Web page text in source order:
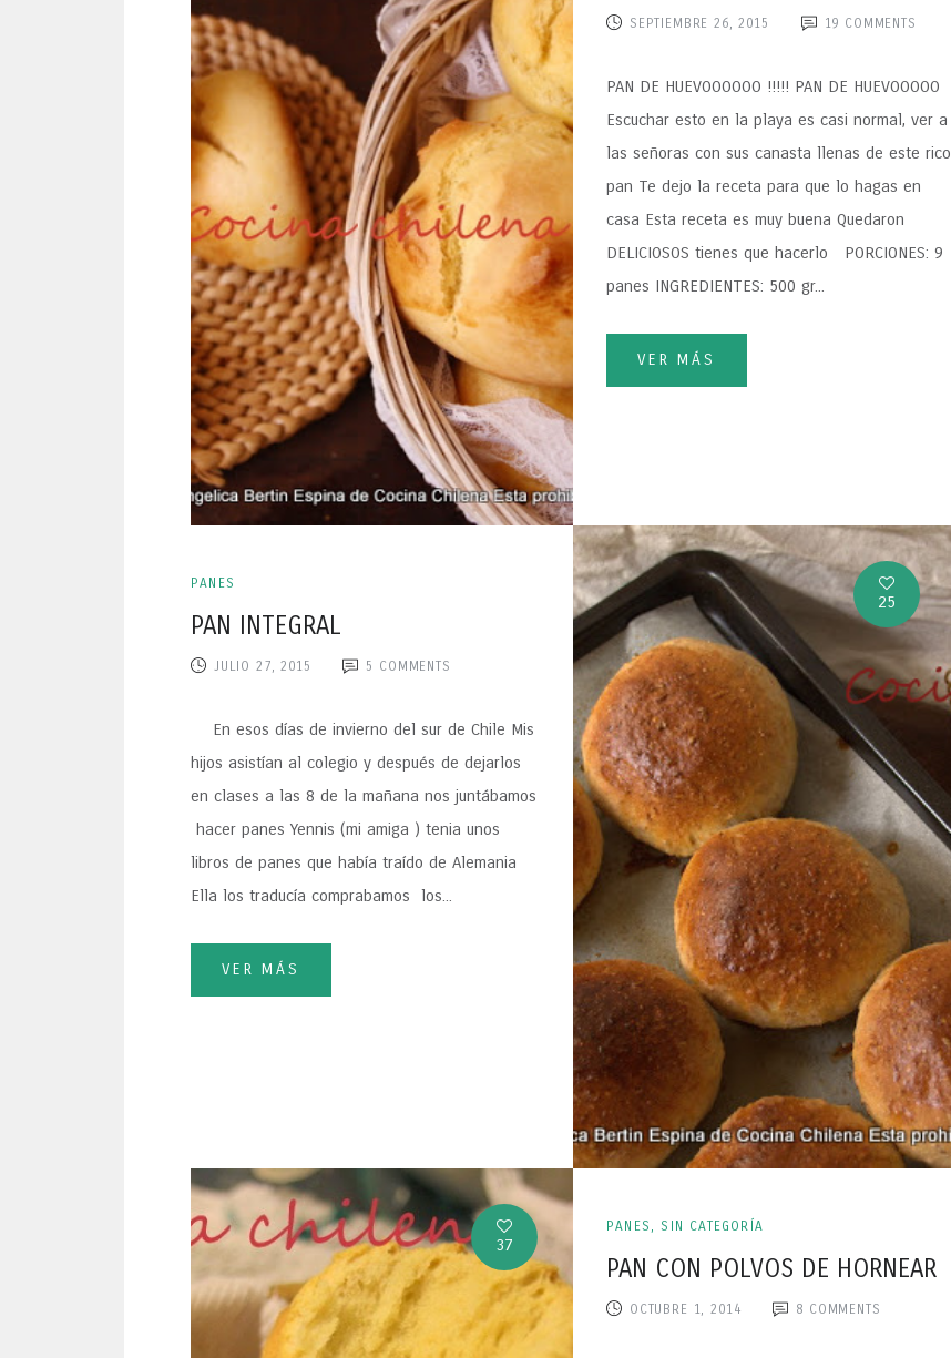
SEPTIEMBRE 26, 2015 19 COMMENTS
PAN DE HUEVOOOOOO !!!!! PAN DE HUEVOOOOO
Escuchar esto en la playa es casi normal, ver a
las señoras con sus canasta llenas de este rico
pan Te dejo la receta para que lo hagas en
casa Esta receta es muy buena Quedaron
DELICIOSOS tienes que hacerlo PORCIONES: 9
panes INGREDIENTES: 500 gr...
VER MÁS
25
PANES
PAN INTEGRAL
JULIO 27, 2015 5 COMMENTS
En esos días de invierno del sur de Chile Mis
hijos asistían al colegio y después de dejarlos
en clases a las 8 de la mañana nos juntábamos
hacer panes Yennis (mi amiga ) tenia unos
libros de panes que había traído de Alemania
Ella los traducía comprabamos los...
VER MÁS
37
PANES ,SIN CATEGORÍA
PAN CON POLVOS DE HORNEAR
OCTUBRE 1, 2014 8 COMMENTS